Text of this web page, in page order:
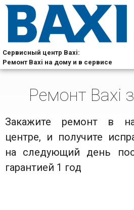
Сервисный центр Baxi:
Ремонт Baxi на дому и в сервисе
Ремонт Baxi
Закажите ремонт в
центре, и получите
на следующий день
гарантией 1 год